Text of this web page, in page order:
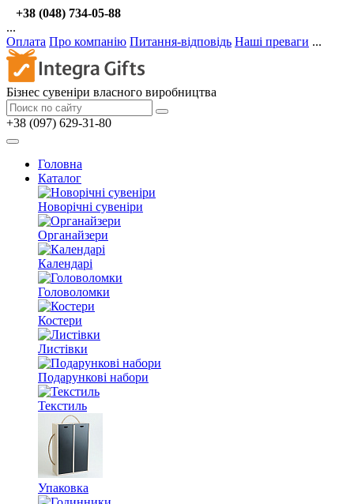
+38 (048) 734-05-88
...
Оплата Про компанію Питання-відповідь Наші преваги ...
Бізнес сувеніри власного виробництва
+38 (097) 629-31-80
Головна
Каталог
Новорічні сувеніри
Органайзери
Календарі
Головоломки
Костери
Листівки
Подарункові набори
Текстиль
Упаковка